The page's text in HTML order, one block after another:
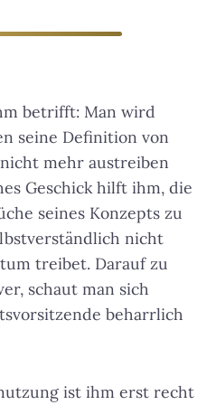
betrifft: Man wird
seine Definition von
mehr austreiben
Geschick hilft ihm, die
seines Konzepts zu
nicht
treibet. Darauf zu
schaut man sich
beharrlich
ist ihm erst recht